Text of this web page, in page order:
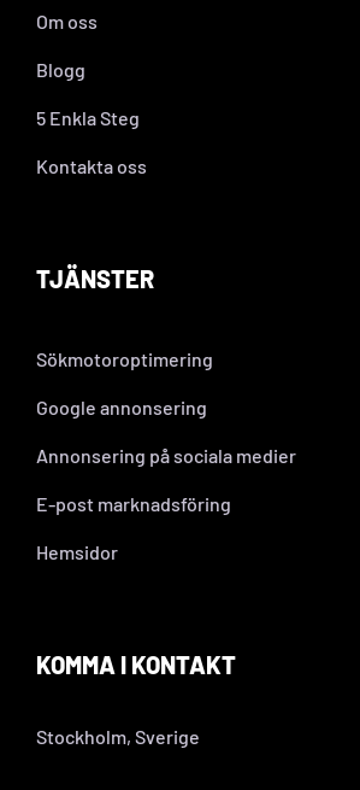
Om oss
Blogg
5 Enkla Steg
Kontakta oss
TJÄNSTER
Sökmotoroptimering
Google annonsering
Annonsering på sociala medier
E-post marknadsföring
Hemsidor
KOMMA I KONTAKT
Stockholm, Sverige